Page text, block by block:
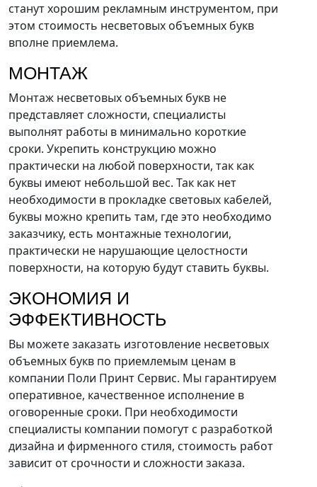
станут хорошим рекламным инструментом, при
этом стоимость несветовых объемных букв
вполне приемлема.
МОНТАЖ
Монтаж несветовых объемных букв не
представляет сложности, специалисты
выполнят работы в минимально короткие
сроки. Укрепить конструкцию можно
практически на любой поверхности, так как
буквы имеют небольшой вес. Так как нет
необходимости в прокладке световых кабелей,
буквы можно крепить там, где это необходимо
заказчику, есть монтажные технологии,
практически не нарушающие целостности
поверхности, на которую будут ставить буквы.
ЭКОНОМИЯ И
ЭФФЕКТИВНОСТЬ
Вы можете заказать изготовление несветовых
объемных букв по приемлемым ценам в
компании Поли Принт Сервис. Мы гарантируем
оперативное, качественное исполнение в
оговоренные сроки. При необходимости
специалисты компании помогут с разработкой
дизайна и фирменного стиля, стоимость работ
зависит от срочности и сложности заказа.